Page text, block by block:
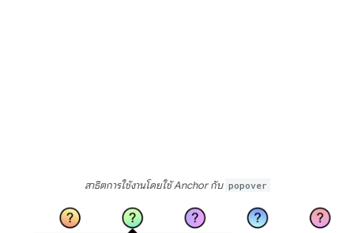
สาธิตการใช้งานโดยใช้ Anchor กับ popover